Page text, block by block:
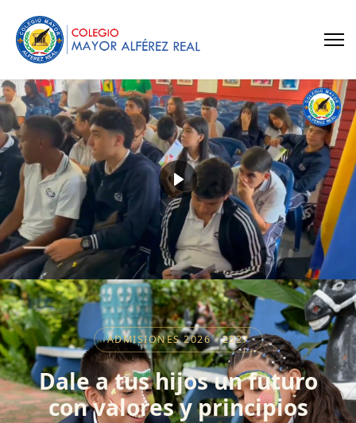
ADMISIONES2026 - 2027
Dale a tus hijos un futuro
con valores y principios